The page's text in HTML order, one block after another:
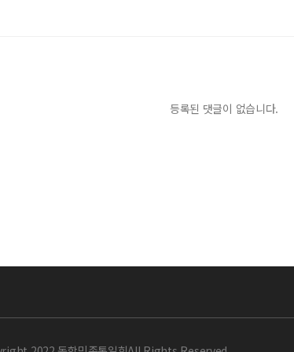
등록된 댓글이 없습니다.